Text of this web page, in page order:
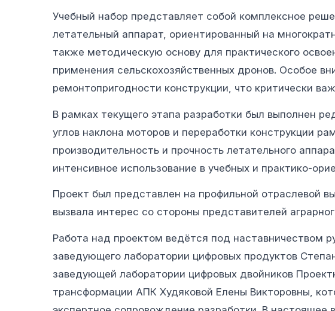
Учебный набор представляет собой комплексное
летательный аппарат, ориентированный на
также методическую основу для практического
применения сельскохозяйственных дронов. Особое
ремонтопригодности конструкции, что критически
В рамках текущего этапа разработки был выполнен
углов наклона моторов и переработки конструкции
производительность и прочность летательного
интенсивное использование в учебных и практико-
Проект был представлен на профильной отраслевой
вызвала интерес со стороны представителей
Работа над проектом ведётся под наставничеством
заведующего лаборатории цифровых продуктов
заведующей лаборатории цифровых двойников
трансформации АПК Худяковой Елены Викторовны,